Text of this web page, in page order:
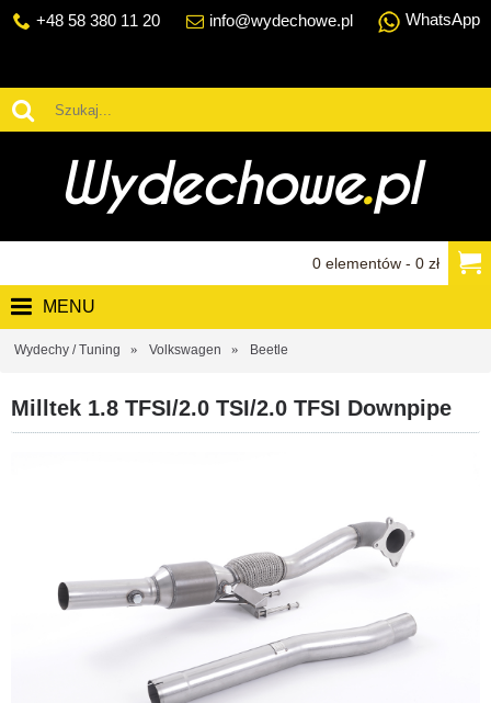
+48 58 380 11 20 info@wydechowe.pl WhatsApp
0 elementów - 0 zł
MENU
Wydechy / Tuning Volkswagen Beetle
Milltek 1.8 TFSI/2.0 TSI/2.0 TFSI Downpipe